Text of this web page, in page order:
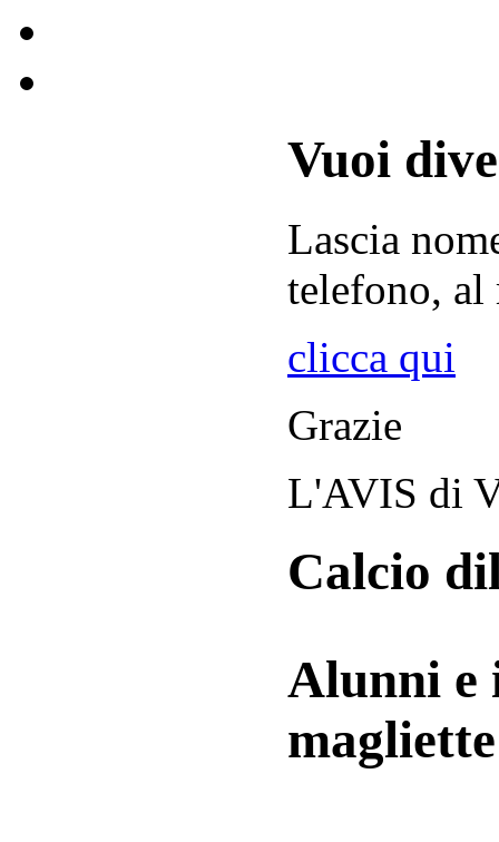
Vuoi
Lascia
telefono, al
clicca qui
Grazie
L'AVIS di
Calcio
Alunni e